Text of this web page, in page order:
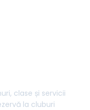
clase și servicii
la cluburi